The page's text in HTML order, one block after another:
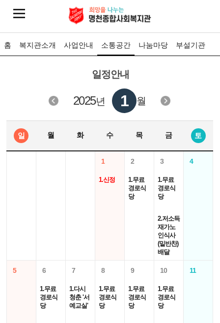
홈 복지관소개 사업안내 소통공간 나눔마당 부설기관
일정안내
2025년 1 월
일 월 화 수 목 금 토
1
1.신정
2
1.무료
경로식
당
3
1.무료
경로식
당
2.저소득
재가노
인식사
(밑반찬)
배달
4
5 6
1.무료
경로식
당
7
1.다시
청춘 '서
예교실'
8
1.무료
경로식
당
9
1.무료
경로식
당
10
1.무료
경로식
당
11